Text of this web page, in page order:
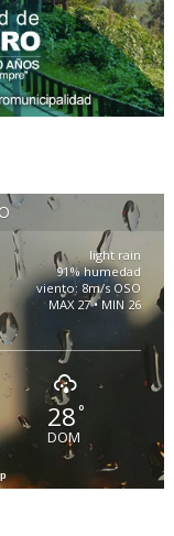
light rain
91% humedad
viento: 8m/s OSO
MAX 27 • MIN 26
28°
DOM